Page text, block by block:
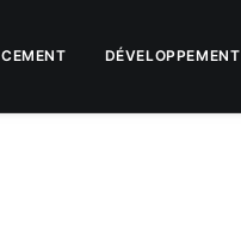
DÉVELOPPEMENT